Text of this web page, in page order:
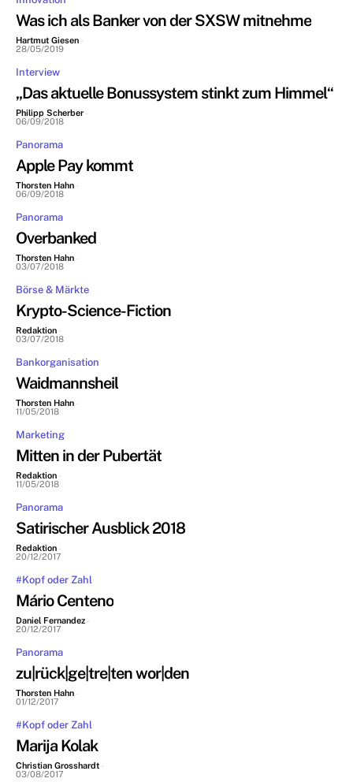
Was ich als Banker von der SXSW mitnehme
Hartmut Giesen -
28/05/2019
Interview
„Das aktuelle Bonussystem stinkt zum Himmel“
Philipp Scherber -
06/09/2018
Panorama
Apple Pay kommt
Thorsten Hahn -
06/09/2018
Panorama
Overbanked
Thorsten Hahn -
03/07/2018
Börse & Märkte
Krypto-Science-Fiction
Redaktion -
03/07/2018
Bankorganisation
Waidmannsheil
Thorsten Hahn -
11/05/2018
Marketing
Mitten in der Pubertät
Redaktion -
11/05/2018
Panorama
Satirischer Ausblick 2018
Redaktion -
20/12/2017
#Kopf oder Zahl
Mário Centeno
Daniel Fernandez -
20/12/2017
Panorama
zu|rück|ge|tre|ten wor|den
Thorsten Hahn -
01/12/2017
#Kopf oder Zahl
Marija Kolak
Christian Grosshardt -
03/08/2017